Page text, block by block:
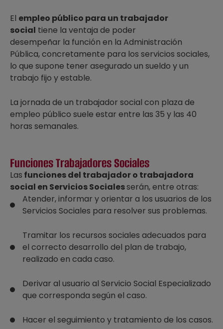
El empleo público para un trabajador
social tiene la ventaja de poder
desempeñar la función en la Administración
Pública, concretamente para los servicios sociales,
lo que supone tener asegurado un sueldo y un
trabajo fijo y estable.
La jornada de un trabajador social con plaza de
empleo público suele estar entre las 35 y las 40
horas semanales.
Funciones Trabajadores Sociales
Las funciones del trabajador o trabajadora
social en Servicios Socialesserán, entre otras:
Atender, informar y orientar a los usuarios de los
Servicios Sociales para resolver sus problemas.
Tramitar los recursos sociales adecuados para
el correcto desarrollo del plan de trabajo,
realizado en cada caso.
Derivar al usuario al Servicio Social Especializado
que corresponda según el caso.
Hacer el seguimiento y tratamiento de los casos.